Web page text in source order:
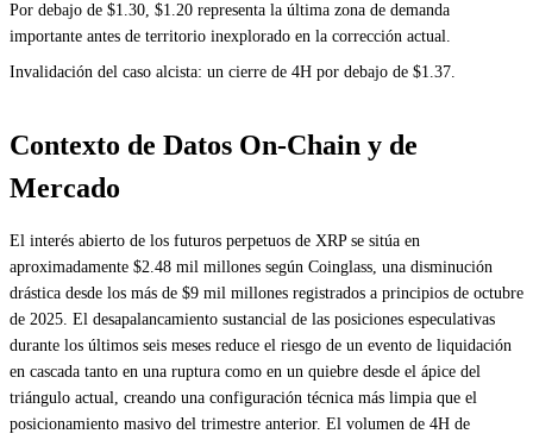
Por debajo de $1.30, $1.20 representa la última zona de demanda
importante antes de territorio inexplorado en la corrección actual.
Invalidación del caso alcista: un cierre de 4H por debajo de $1.37.
Contexto de Datos On-Chain y de
Mercado
El interés abierto de los futuros perpetuos de XRP se sitúa en
aproximadamente $2.48 mil millones según Coinglass, una disminución
drástica desde los más de $9 mil millones registrados a principios de octubre
de 2025. El desapalancamiento sustancial de las posiciones especulativas
durante los últimos seis meses reduce el riesgo de un evento de liquidación
en cascada tanto en una ruptura como en un quiebre desde el ápice del
triángulo actual, creando una configuración técnica más limpia que el
posicionamiento masivo del trimestre anterior. El volumen de 4H de